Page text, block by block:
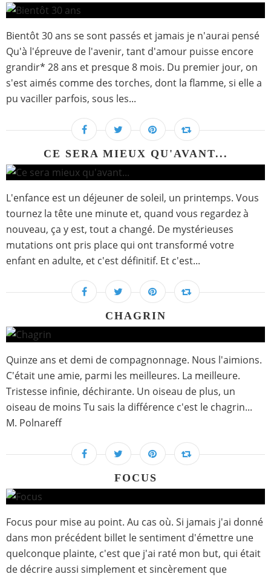
Bientôt 30 ans se sont passés et jamais je n'aurai pensé
Qu'à l'épreuve de l'avenir, tant d'amour puisse encore
grandir* 28 ans et presque 8 mois. Du premier jour, on
s'est aimés comme des torches, dont la flamme, si elle a
pu vaciller parfois, sous les...
CE SERA MIEUX QU'AVANT...
L'enfance est un déjeuner de soleil, un printemps. Vous
tournez la tête une minute et, quand vous regardez à
nouveau, ça y est, tout a changé. De mystérieuses
mutations ont pris place qui ont transformé votre
enfant en adulte, et c'est définitif. Et c'est...
CHAGRIN
Quinze ans et demi de compagnonnage. Nous l'aimions.
C'était une amie, parmi les meilleures. La meilleure.
Tristesse infinie, déchirante. Un oiseau de plus, un
oiseau de moins Tu sais la différence c'est le chagrin...
M. Polnareff
FOCUS
Focus pour mise au point. Au cas où. Si jamais j'ai donné
dans mon précédent billet le sentiment d'émettre une
quelconque plainte, c'est que j'ai raté mon but, qui était
de décrire aussi simplement et sincèrement que